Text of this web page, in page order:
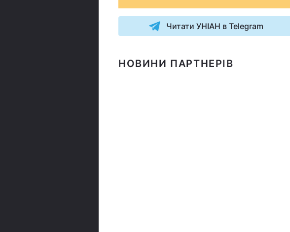
Читати УНІАН в Telegram
НОВИНИ ПАРТНЕРІВ